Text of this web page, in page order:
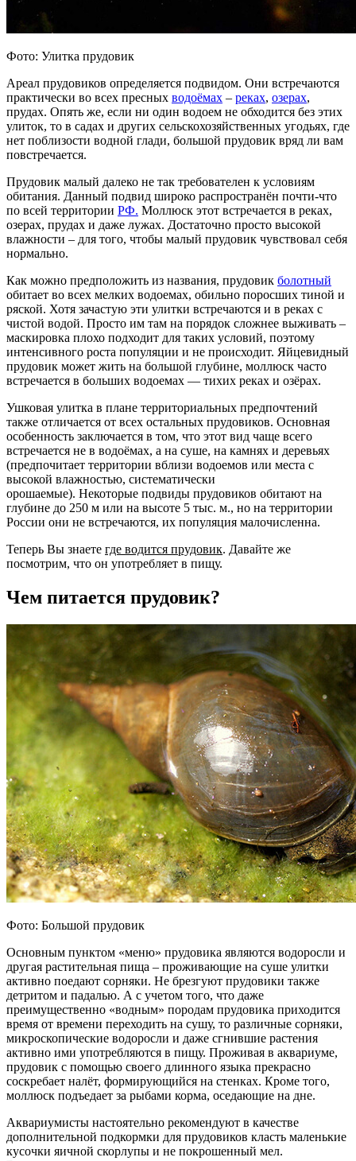
Фото: Улитка прудовик
Ареал прудовиков определяется подвидом. Они встречаются
практически во всех пресных водоёмах – реках, озерах,
прудах. Опять же, если ни один водоем не обходится без этих
улиток, то в садах и других сельскохозяйственных угодьях, где
нет поблизости водной глади, большой прудовик вряд ли вам
повстречается.
Прудовик малый далеко не так требователен к условиям
обитания. Данный подвид широко распространён почти-что
по всей территории РФ. Моллюск этот встречается в реках,
озерах, прудах и даже лужах. Достаточно просто высокой
влажности – для того, чтобы малый прудовик чувствовал себя
нормально.
Как можно предположить из названия, прудовик болотный
обитает во всех мелких водоемах, обильно поросших тиной и
ряской. Хотя зачастую эти улитки встречаются и в реках с
чистой водой. Просто им там на порядок сложнее выживать –
маскировка плохо подходит для таких условий, поэтому
интенсивного роста популяции и не происходит. Яйцевидный
прудовик может жить на большой глубине, моллюск часто
встречается в больших водоемах — тихих реках и озёрах.
Ушковая улитка в плане территориальных предпочтений
также отличается от всех остальных прудовиков. Основная
особенность заключается в том, что этот вид чаще всего
встречается не в водоёмах, а на суше, на камнях и деревьях
(предпочитает территории вблизи водоемов или места с
высокой влажностью, систематически
орошаемые). Некоторые подвиды прудовиков обитают на
глубине до 250 м или на высоте 5 тыс. м., но на территории
России они не встречаются, их популяция малочисленна.
Теперь Вы знаете где водится прудовик. Давайте же
посмотрим, что он употребляет в пищу.
Чем питается прудовик?
Фото: Большой прудовик
Основным пунктом «меню» прудовика являются водоросли и
другая растительная пища – проживающие на суше улитки
активно поедают сорняки. Не брезгуют прудовики также
детритом и падалью. А с учетом того, что даже
преимущественно «водным» породам прудовика приходится
время от времени переходить на сушу, то различные сорняки,
микроскопические водоросли и даже сгнившие растения
активно ими употребляются в пищу. Проживая в аквариуме,
прудовик с помощью своего длинного языка прекрасно
соскребает налёт, формирующийся на стенках. Кроме того,
моллюск подъедает за рыбами корма, оседающие на дне.
Аквариумисты настоятельно рекомендуют в качестве
дополнительной подкормки для прудовиков класть маленькие
кусочки яичной скорлупы и не покрошенный мел.